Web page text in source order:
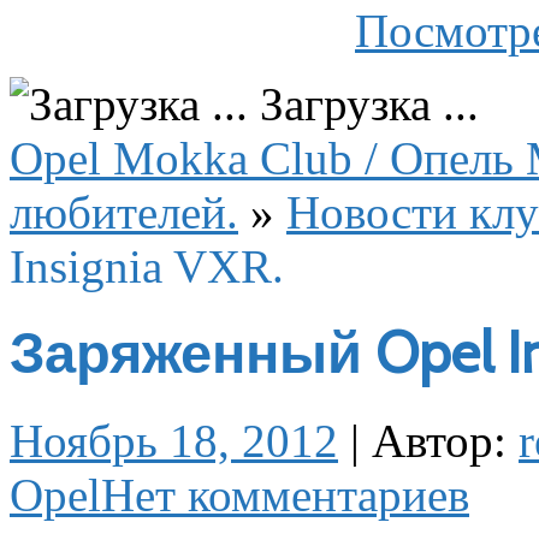
Загрузка ...
Opel Mokka Club / Опель
любителей. » Новости
Insignia VXR.
Заряженный Opel
Ноябрь 18, 2012 | Автор:
OpelНет комментариев